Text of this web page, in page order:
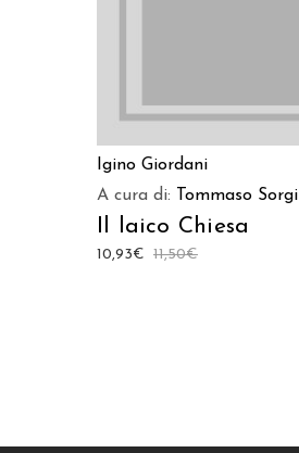
Igino Giordani
A cura di: Tommaso Sorgi
Il laico Chiesa
11,50€
10,93€